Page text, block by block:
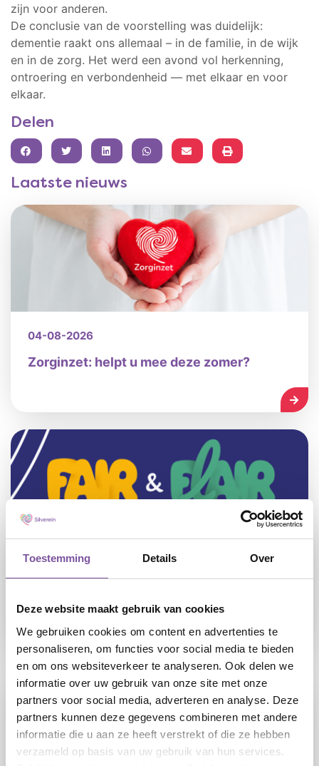
Toestemming Details Over
Deze website maakt gebruik van cookies
We gebruiken cookies om content en advertenties te
personaliseren, om functies voor social media te bieden
en om ons websiteverkeer te analyseren. Ook delen we
informatie over uw gebruik van onze site met onze
partners voor social media, adverteren en analyse. Deze
partners kunnen deze gegevens combineren met andere
informatie die u aan ze heeft verstrekt of die ze hebben
verzameld op basis van uw gebruik van hun services.
zijn voor anderen.
De conclusie van de voorstelling was duidelijk:
dementie raakt ons allemaal – in de familie, in de wijk
en in de zorg. Het werd een avond vol herkenning,
ontroering en verbondenheid — met elkaar en voor
elkaar.
Delen
FACEBOOKTWITTERLINKEDINWHATSAPP
Laatste nieuws
04-08-2026
Zorginzet: helpt u mee deze zomer?
24-07-2026
werken mét de zekerheid van loondienst